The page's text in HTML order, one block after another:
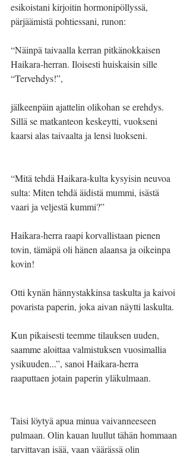
esikoistani kirjoitin hormonipöllyssä,
pärjäämistä pohtiessani, runon:
“Näinpä taivaalla kerran pitkänokkaisen
Haikara-herran. Iloisesti huiskaisin sille
“Tervehdys!”,
jälkeenpäin ajattelin olikohan se erehdys.
Sillä se matkanteon keskeytti, vuokseni
kaarsi alas taivaalta ja lensi luokseni.
“Mitä tehdä Haikara-kulta kysyisin neuvoa
sulta: Miten tehdä äidistä mummi, isästä
vaari ja veljestä kummi?”
Haikara-herra raapi korvallistaan pienen
tovin, tämäpä oli hänen alaansa ja oikeinpa
kovin!
Otti kynän hännystakkinsa taskulta ja kaivoi
povarista paperin, joka aivan näytti laskulta.
Kun pikaisesti teemme tilauksen uuden,
saamme aloittaa valmistuksen vuosimallia
ysikuuden...”, sanoi Haikara-herra
raaputtaen jotain paperin yläkulmaan.
Taisi löytyä apua minua vaivanneeseen
pulmaan. Olin kauan luullut tähän hommaan
tarvittavan isää, vaan väärässä olin